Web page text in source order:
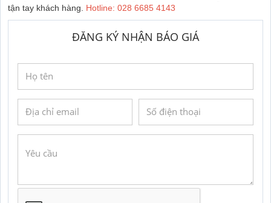
tận tay khách hàng. Hotline: 028 6685 4143
ĐĂNG KÝ NHẬN BÁO GIÁ